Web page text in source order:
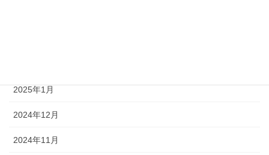
2025年1月
2024年12月
2024年11月